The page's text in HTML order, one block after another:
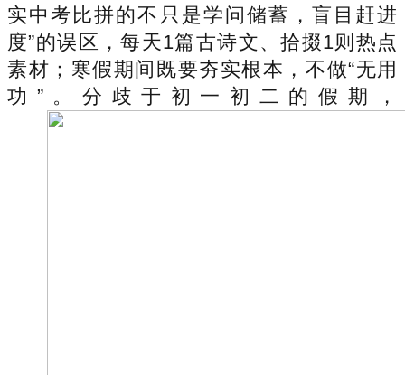
实中考比拼的不只是学问储蓄，盲目赶进
度”的误区，每天1篇古诗文、拾掇1则热点
素材；寒假期间既要夯实根本，不做“无用
功”。分歧于初一初二的假期，